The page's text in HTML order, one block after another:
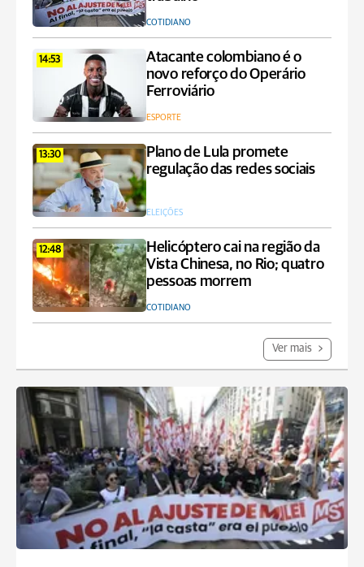
COTIDIANO
14:53
Atacante colombiano é o
novo reforço do Operário
Ferroviário
ESPORTE
13:30
Plano de Lula promete
regulação das redes sociais
ELEIÇÕES
12:48
Helicóptero cai na região da
Vista Chinesa, no Rio; quatro
pessoas morrem
COTIDIANO
Ver mais